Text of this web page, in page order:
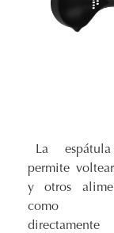
La
permite
y otros
como